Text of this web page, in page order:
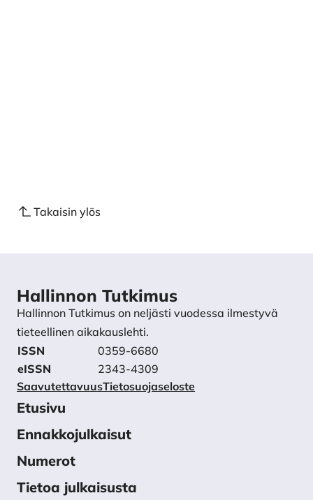
Takaisin ylös
Hallinnon Tutkimus
Hallinnon Tutkimus on neljästi vuodessa ilmestyvä
tieteellinen aikakauslehti.
ISSN
0359-6680
eISSN
2343-4309
SaavutettavuusTietosuojaseloste
Etusivu
Ennakkojulkaisut
Numerot
Tietoa julkaisusta